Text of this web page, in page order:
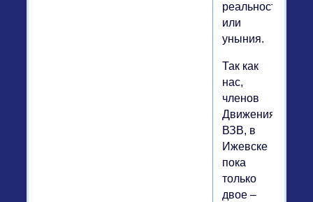
реальности
или
уныния.
Так как
нас,
членов
Движения
ВЗВ, в
Ижевске
пока
только
двое –